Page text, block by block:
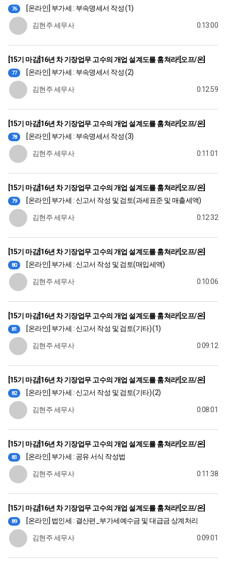
76 [온라인] 부가세 : 부속명세서 작성 (1)
김현주 세무사 0:13:00
[15기 마감]16년 차 기장업무 고수의 개업 설계도를 훔쳐라![오프/온]
77 [온라인] 부가세 : 부속명세서 작성 (2)
김현주 세무사 0:12:59
[15기 마감]16년 차 기장업무 고수의 개업 설계도를 훔쳐라![오프/온]
78 [온라인] 부가세 : 부속명세서 작성 (3)
김현주 세무사 0:11:01
[15기 마감]16년 차 기장업무 고수의 개업 설계도를 훔쳐라![오프/온]
79 [온라인] 부가세 : 신고서 작성 및 검토(과세표준 및 매출세액)
김현주 세무사 0:12:32
[15기 마감]16년 차 기장업무 고수의 개업 설계도를 훔쳐라![오프/온]
80 [온라인] 부가세 : 신고서 작성 및 검토(매입세액)
김현주 세무사 0:10:06
[15기 마감]16년 차 기장업무 고수의 개업 설계도를 훔쳐라![오프/온]
81 [온라인] 부가세 : 신고서 작성 및 검토(기타) (1)
김현주 세무사 0:09:12
[15기 마감]16년 차 기장업무 고수의 개업 설계도를 훔쳐라![오프/온]
82 [온라인] 부가세 : 신고서 작성 및 검토(기타) (2)
김현주 세무사 0:08:01
[15기 마감]16년 차 기장업무 고수의 개업 설계도를 훔쳐라![오프/온]
83 [온라인] 부가세 : 공유 서식 작성법
김현주 세무사 0:11:38
[15기 마감]16년 차 기장업무 고수의 개업 설계도를 훔쳐라![오프/온]
89 [온라인] 법인세 : 결산편_부가세예수금 및 대급금 상계처리
김현주 세무사 0:09:01